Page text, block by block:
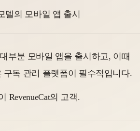
델의 모바일 앱 출시
부분 모바일 앱을 출시하고, 이때
구독 관리 플랫폼이 필수적입니다.
RevenueCat의 고객.